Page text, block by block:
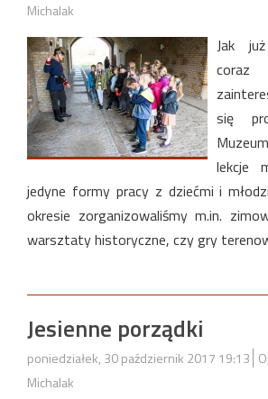
Michalak
Jak
się
lekcje
jedyne formy pracy z dziećmi i
okresie zorganizowaliśmy m.in.
warsztaty historyczne, czy gry
Jesienne porządki
poniedziałek, 30 październik 2017 19:13
Michalak